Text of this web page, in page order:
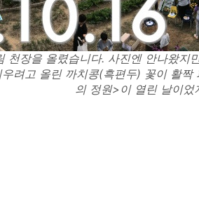
천장을 올렸습니다. 사진엔 안나왔지
려고 올린 까치콩(흑편두) 꽃이 활
의 정원>이 열린 날이었